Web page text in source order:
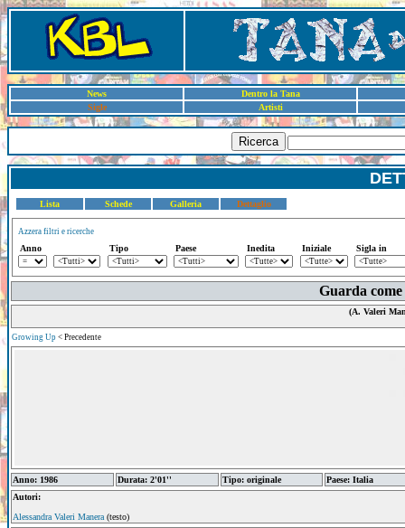
News
Dentro la Tana
Sigle
Artisti
Ricerca
Lista Schede Galleria Dettaglio
Azzera filtri e ricerche
Anno Tipo Paese Inedita Iniziale Sigla in
Guarda
(A. Valeri
Growing Up < Precedente
Anno: 1986 Durata: 2'01'' Tipo: originale
Paese: Italia
Autori:
Alessandra Valeri Manera (testo)